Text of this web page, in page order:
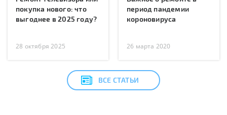
покупка нового: что
выгоднее в 2025 году?
28 октября 2025
период пандемии
короновируса
26 марта 2020
ВСЕ СТАТЬИ